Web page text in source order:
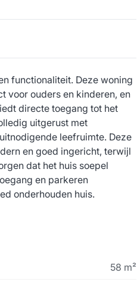
functionaliteit. Deze woning
voor ouders en kinderen, en
directe toegang tot het
uitgerust met
leefruimte. Deze
en goed ingericht, terwijl
dat het huis soepel
en parkeren
onderhouden huis.
58 m²